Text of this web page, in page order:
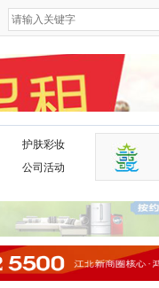
护肤彩妆
公司活动